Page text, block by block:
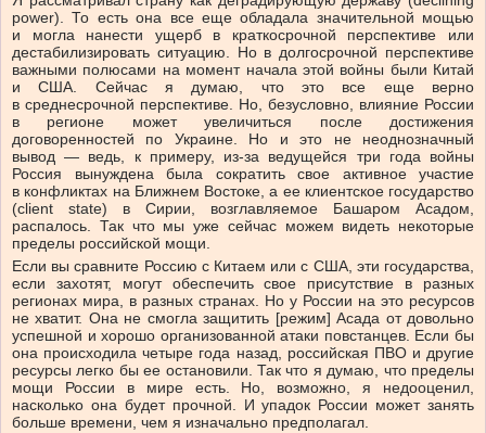
power). То есть она все еще обладала значительной мощью
и могла нанести ущерб в краткосрочной перспективе или
дестабилизировать ситуацию. Но в долгосрочной перспективе
важными полюсами на момент начала этой войны были Китай
и США. Сейчас я думаю, что это все еще верно
в среднесрочной перспективе. Но, безусловно, влияние России
в регионе может увеличиться после достижения
договоренностей по Украине. Но и это не неоднозначный
вывод — ведь, к примеру, из-за ведущейся три года войны
Россия вынуждена была сократить свое активное участие
в конфликтах на Ближнем Востоке, а ее клиентское государство
(client state) в Сирии, возглавляемое Башаром Асадом,
распалось. Так что мы уже сейчас можем видеть некоторые
пределы российской мощи.
Если вы сравните Россию с Китаем или с США, эти государства,
если захотят, могут обеспечить свое присутствие в разных
регионах мира, в разных странах. Но у России на это ресурсов
не хватит. Она не смогла защитить [режим] Асада от довольно
успешной и хорошо организованной атаки повстанцев. Если бы
она происходила четыре года назад, российская ПВО и другие
ресурсы легко бы ее остановили. Так что я думаю, что пределы
мощи России в мире есть. Но, возможно, я недооценил,
насколько она будет прочной. И упадок России может занять
больше времени, чем я изначально предполагал.